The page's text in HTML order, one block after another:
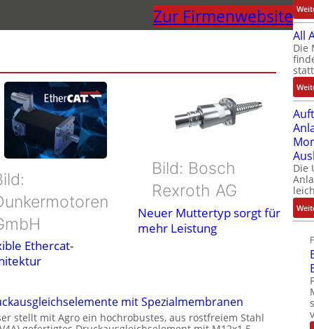
Zur Firmenwebsite
Ethercat-
Bild: Bosch
Rexroth AG
Neuer Muttertyp sorgt für
mehr Leistung
mit Spezialmembranen
stellt mit Agro ein hochrobustes, aus rostfreiem Stahl
All
Die
Die